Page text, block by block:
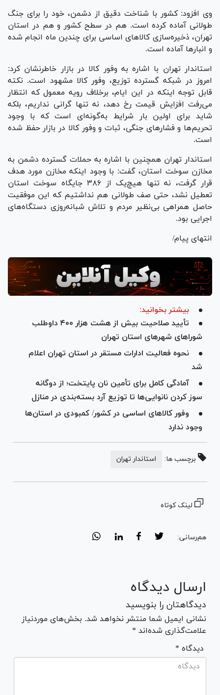
وی افزود: کشور با شناخت دقیق از دشمن، خود را برای جنگ
طولانی آماده کرده است. هم در سطح کشور و هم در استان
تهران، ذخیره‌سازی کالا‌های اساسی برای چندین ماه انجام شده
و انبار‌ها آماده است.
استاندار تهران با اشاره به وفور کالا در بازار خاطرنشان کرد:
امروز در شبکه گسترده توزیع، وفور کالا مشهود است. نکته
قابل توجه اینکه در این ایام، برخلاف رویه معمول که انتظار
می‌رفت افزایش قیمت رخ دهد، نه تنها گرانی نداریم، بلکه
شاید برای اولین بار شرایط به‌گونه‌ای است که با وجود
تحریم‌ها و فشار‌های جنگی، ثبات و وفور کالا در بازار حفظ شده
است.
استاندار تهران همچنین با اشاره به حملات گسترده دشمن به
مخازن سوخت استان، گفت: با وجود اینکه مخازن مورد هدف
قرار گرفت، نه تنها هیچ‌یک از ۳۸۶ جایگاه سوخت استان
تعطیل نشد، حتی صف طولانی هم نداشتیم که این موفقیت
حاصل همراهی بی‌نظیر مردم و تلاش شبانه‌روزی دستگاه‌های
اجرایی بود.
انتهای پیام/
بیشتر بخوانید:
تأیید صلاحیت بیش از هشت هزار ۴۰۰ داوطلب
شورا‌های شهر‌های استان تهران
نحوه فعالیت ادارات مستقر در استان تهران اعلام
شد
آمادگی کامل برای تأمین نان پایتخت؛ از دوگانه
سوز کردن نانوایی‌ها تا توزیع آرد بسته‌بندی در منازل
وفور کالا‌های اساسی در کشور/ کمبودی در استان‌ها
وجود ندارد
برچسب ها: استاندار تهران
لینک کوتاه
هم‌رسانی:
ارسال دیدگاه
دیدگاهتان را بنویسید
نشانی ایمیل شما منتشر نخواهد شد. بخش‌های موردنیاز
علامت‌گذاری شده‌اند *
* دیدگاه